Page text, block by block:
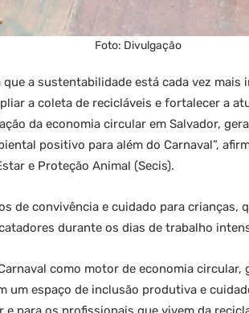
Foto: Divulgação
a sustentabilidade está cada vez mais
a coleta de recicláveis e fortalecer a
da economia circular em Salvador,
positivo para além do Carnaval”,
e Proteção Animal (Secis).
de convivência e cuidado para crianças,
durante os dias de trabalho
como motor de economia circular,
um espaço de inclusão produtiva e